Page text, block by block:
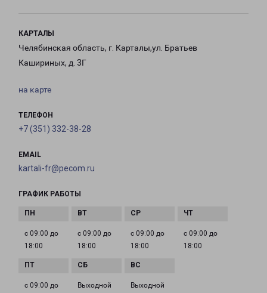
КАРТАЛЫ
Челябинская область, г. Карталы,ул. Братьев
Кашириных, д. 3Г
на карте
ТЕЛЕФОН
+7 (351) 332-38-28
EMAIL
kartali-fr@pecom.ru
ГРАФИК РАБОТЫ
с 09:00 до
18:00
с 09:00 до
18:00
с 09:00 до
18:00
с 09:00 до
18:00
с 09:00 до
Выходной Выходной